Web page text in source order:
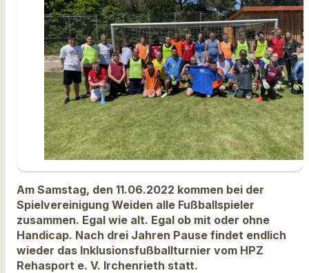
Am Samstag, den 11.06.2022 kommen bei der
Spielvereinigung Weiden alle Fußballspieler
zusammen. Egal wie alt. Egal ob mit oder ohne
Handicap. Nach drei Jahren Pause findet endlich
wieder das Inklusionsfußballturnier vom HPZ
Rehasport e. V. Irchenrieth statt.